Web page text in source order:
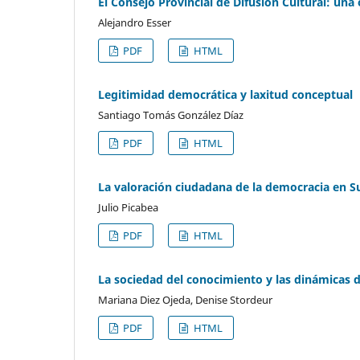
Alejandro Esser
PDF
HTML
Legitimidad democrática y laxitud conceptual
Santiago Tomás González Díaz
PDF
HTML
La valoración ciudadana de la democracia en
Julio Picabea
PDF
HTML
La sociedad del conocimiento y las dinámicas
Mariana Diez Ojeda, Denise Stordeur
PDF
HTML